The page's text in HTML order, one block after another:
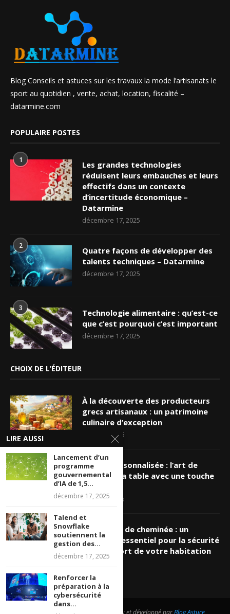
Blog Conseils et astuces sur les travaux la mode l’artisanats le
sport au quotidien , vente, achat, location, fiscalité –
datarmine.com
POPULAIRE POSTES
1
Les grandes technologies
réduisent leurs embauches et leurs
effectifs dans un contexte
d’incertitude économique –
Datarmine
décembre 17, 2025
2
Quatre façons de développer des
talents techniques – Datarmine
décembre 17, 2025
3
Technologie alimentaire : qu’est-ce
que c’est pourquoi c’est important
décembre 17, 2025
CHOIX DE L’ÉDITEUR
À la découverte des producteurs
grecs artisanaux : un patrimoine
culinaire d’exception
mars 19, 2026
Nappe personnalisée : l’art de
sublimer sa table avec une touche
unique
mars 16, 2026
Ramonage de cheminée : un
entretien essentiel pour la sécurité
et le confort de votre habitation
@2026 - Tous droits réservés. Conçu et développé parBlog Astuce
LIRE AUSSI
Lancement d’un
programme
gouvernemental
d’IA de 1,5...
décembre 17, 2025
Talend et
Snowflake
soutiennent la
gestion des...
décembre 17, 2025
Renforcer la
préparation à la
cybersécurité
dans...